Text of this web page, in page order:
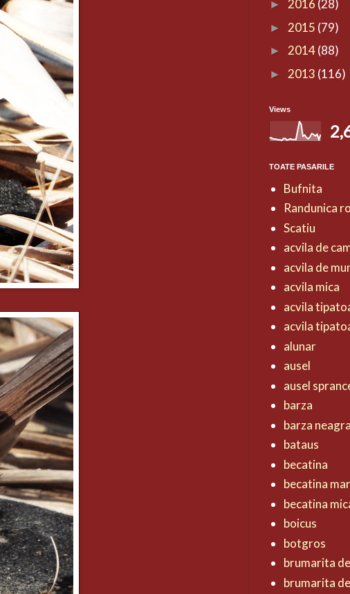
► 2016 (28)
► 2015 (79)
► 2014(88)
► 2013 (116)
Views
TOATE PASARILE
Bufnita
Randunica
Scatiu
acvila de
acvila de
acvila mica
acvila
acvila
alunar
ausel
ausel
barza
barza
bataus
becatina
becatina
becatina
boicus
botgros
brumarita
brumarita